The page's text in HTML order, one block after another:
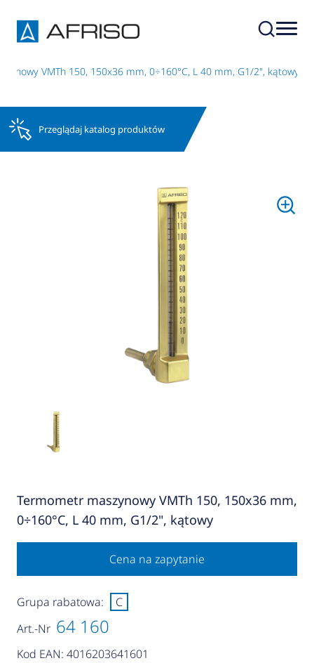
VMTh 150, 150x36 mm, 0÷160°C, L 40 mm, G1/2", kątowy
Przeglądaj katalog produktów
Termometr maszynowy VMTh 150, 150x36 mm,
0÷160°C, L 40 mm, G1/2", kątowy
Cena na zapytanie
Art.-Nr 64 160
Kod EAN: 4016203641601
Grupa rabatowa: C